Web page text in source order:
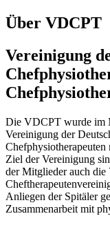
Über VDCPT
Vereinigung
Die VDCPT wurde im
Vereinigung der
Ziel der Vereinigung
der Mitglieder auch die
Anliegen der Spitäler
Zusammenarbeit mit